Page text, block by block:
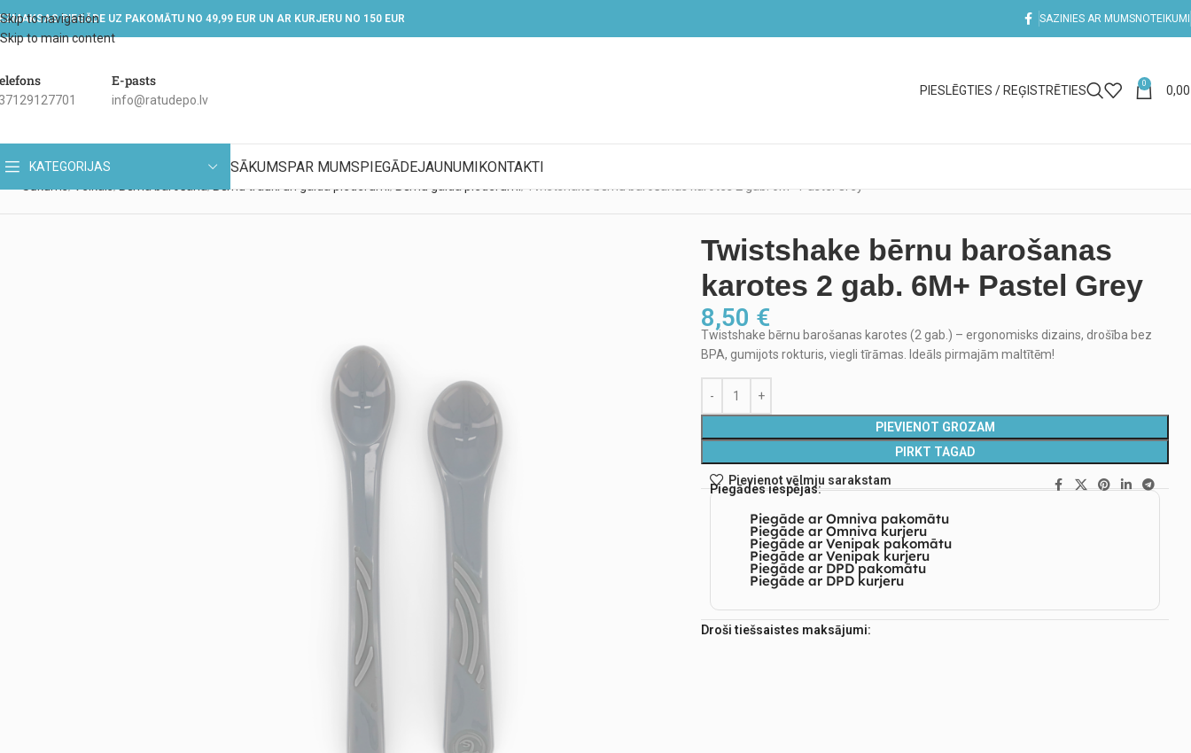
Skip to navigation
Skip to main content
PIEGĀDE UZ PAKOMĀTU NO 49,99 EUR UN AR KURJERU NO 150 EUR SAZINIES AR MUMSNOTEIKUMI
E-pasts
info@ratudepo.lv
PIESLĒGTIES / REĢISTRĒTIES 0
KATEGORIJAS SĀKUMSPAR MUMSPIEGĀDEJAUNUMIKONTAKTI
Twistshake bērnu barošanas
karotes 2 gab. 6M+ Pastel Grey
8,50 €
Twistshake bērnu barošanas karotes (2 gab.) – ergonomisks dizains, drošība bez
BPA, gumijots rokturis, viegli tīrāmas. Ideāls pirmajām maltītēm!
PIEVIENOT GROZAM
PIRKT TAGAD
Pievienot vēlmju sarakstam
Piegādes iespējas:
Piegāde ar Omniva pakomātu
Piegāde ar Omniva kurjeru
Piegāde ar Venipak pakomātu
Piegāde ar Venipak kurjeru
Piegāde ar DPD pakomātu
Piegāde ar DPD kurjeru
Droši tiešsaistes maksājumi: